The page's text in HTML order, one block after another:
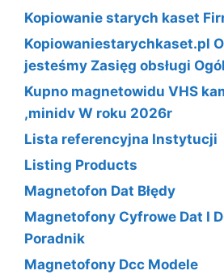
Kopiowanie starych kaset
Kopiowaniestarychkaset.pl
jesteśmy Zasięg obsługi
Kupno magnetowidu VHS
,minidv W roku 2026r
Lista referencyjna Instytucji
Listing Products
Magnetofon Dat Błędy
Magnetofony Cyfrowe Dat I
Poradnik
Magnetofony Dcc Modele